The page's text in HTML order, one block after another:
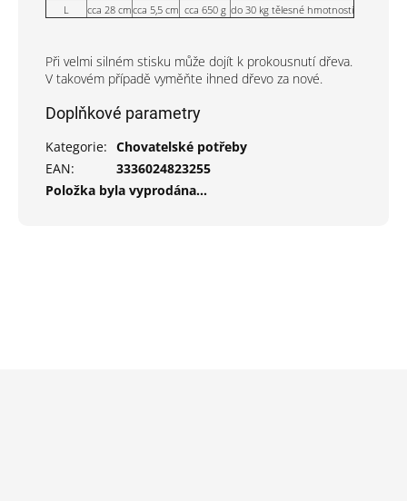
L
cca 28 cmcca 5,5 cm cca 650 g do 30 kg tělesné hmotnosti
Při velmi silném stisku může dojít k prokousnutí dřeva.
V takovém případě vyměňte ihned dřevo za nové.
Doplňkové parametry
Kategorie: Chovatelské potřeby
EAN:
3336024823255
Položka byla vyprodána…